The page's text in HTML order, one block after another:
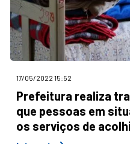
17/05/2022 15:52
Prefeitura realiza
que pessoas em
os serviços de